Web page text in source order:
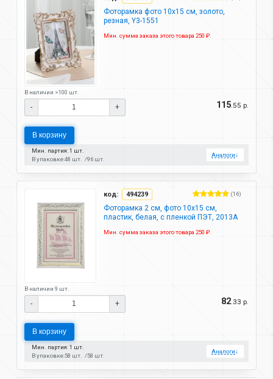
Фоторамка фото 10х15 см, золото,
резная, Y3-1551
Мин. сумма заказа этого товара 250 ₽.
В наличии >100 шт.
- + 115 .55 р.
В корзину
Мин. партия: 1 шт.
В упаковке:48 шт. 96 шт.
Аналоги↓
код: 494239 (16)
Фоторамка 2 см, фото 10х15 см,
пластик, белая, с пленкой ПЭТ, 2013A
Мин. сумма заказа этого товара 250 ₽.
В наличии 9 шт.
- + 82 .33 р.
В корзину
Мин. партия: 1 шт.
В упаковке:58 шт. 58 шт.
Аналоги↓